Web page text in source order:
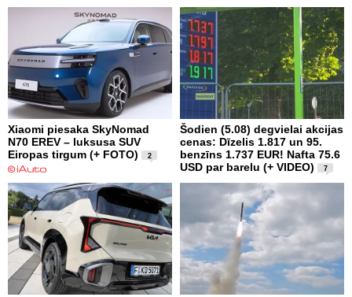
Xiaomi piesaka SkyNomad
N70 EREV – luksusa SUV
Eiropas tirgum (+ FOTO)
2
Šodien (5.08) degvielai akcijas
cenas: Dīzelis 1.817 un 95.
benzīns 1.737 EUR! Nafta 75.6
USD par barelu (+ VIDEO)
7